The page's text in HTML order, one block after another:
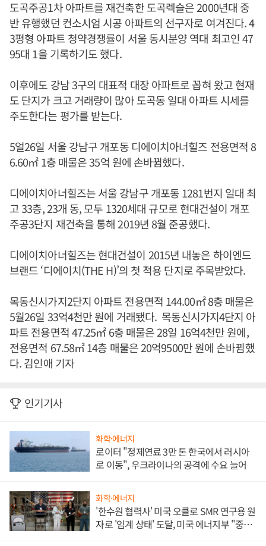
도곡주공1차 아파트를 재건축한 도곡렉슬은 2000년대 중
반 유행했던 컨소시엄 시공 아파트의 선구자로 여겨진다. 4
3평형 아파트 청약경쟁률이 서울 동시분양 역대 최고인 47
95대 1을 기록하기도 했다.
이후에도 강남 3구의 대표적 대장 아파트로 꼽혀 왔고 현재
도 단지가 크고 거래량이 많아 도곡동 일대 아파트 시세를
주도한다는 평가를 받는다.
5얼26일 서울 강남구 개포동 디에이치아너힐즈 전용면적 8
6.60㎡ 1층 매물은 35억 원에 손바뀜했다.
디에이치아너힐즈는 서울 강남구 개포동 1281번지 일대 최
고 33층, 23개 동, 모두 1320세대 규모로 현대건설이 개포
주공3단지 재건축을 통해 2019년 8월 준공했다.
디에이치아너힐즈는 현대건설이 2015년 내놓은 하이엔드
브랜드 ‘디에이치(THE H)’의 첫 적용 단지로 주목받았다.
목동신시가지2단지 아파트 전용면적 144.00㎡ 8층 매물은
5월26일 33억4천만 원에 거래됐다. 목동신시가지4단지 아
파트 전용면적 47.25㎡ 6층 매물은 28일 16억4천만 원에,
전용면적 67.58㎡ 14층 매물은 20억9500만 원에 손바뀜했
다. 김인애 기자
인기기사
화학·에너지
로이터 "정제연료 3만 톤 한국에서 러시아
로 이동", 우크라이나의 공격에 수요 늘어
화학·에너지
'한수원 협력사' 미국 오클로 SMR 연구용 원
자로 '임계 상태' 도달, 미국 에너지부 "중요